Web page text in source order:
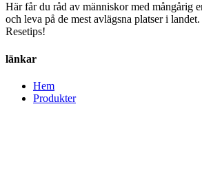
Här får du råd av människor med mångårig
och leva på de mest avlägsna platser i
Resetips!
länkar
Hem
Produkter